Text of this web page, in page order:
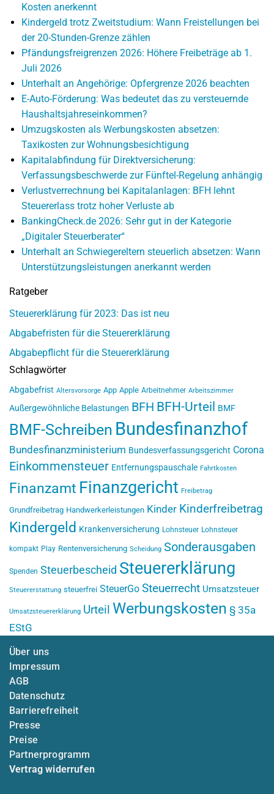
Kosten anerkennt
Kindergeld trotz Zweitstudium: Wann Freistellungen bei
der 20-Stunden-Grenze zählen
Pfändungsfreigrenzen 2026: Höhere Freibeträge ab 1.
Juli 2026
Unterhalt an Angehörige: Opfergrenze 2026 beachten
E-Auto-Förderung: Was bedeutet das zu versteuernde
Haushaltsjahreseinkommen?
Umzugskosten als Werbungskosten absetzen:
Taxikosten zur Wohnungsbesichtigung
Kapitalabfindung für Direktversicherung:
Verfassungsbeschwerde zur Fünftel-Regelung anhängig
Verlustverrechnung bei Kapitalanlagen: BFH lehnt
Steuererlass trotz hoher Verluste ab
BankingCheck.de 2026: Sehr gut in der Kategorie
„Digitaler Steuerberater“
Unterhalt an Schwiegereltern steuerlich absetzen: Wann
Unterstützungsleistungen anerkannt werden
Ratgeber
Steuererklärung für 2023: Das ist neu
Abgabefristen für die Steuererklärung
Abgabepflicht für die Steuererklärung
Schlagwörter
Abgabefrist Altersvorsorge App Apple Arbeitnehmer Arbeitszimmer
Außergewöhnliche Belastungen BFH BFH-Urteil BMF
BMF-Schreiben Bundesfinanzhof
Bundesfinanzministerium Bundesverfassungsgericht Corona
Einkommensteuer Entfernungspauschale Fahrtkosten
Finanzamt Finanzgericht Freibetrag
Grundfreibetrag Handwerkerleistungen Kinder Kinderfreibetrag
Kindergeld Krankenversicherung Lohnsteuer Lohnsteuer
kompakt Play Rentenversicherung Scheidung Sonderausgaben
Spenden Steuerbescheid Steuererklärung
Steuererstattung steuerfrei SteuerGo Steuerrecht Umsatzsteuer
Umsatzsteuererklärung Urteil Werbungskosten § 35a
EStG
Über uns
Impressum
AGB
Datenschutz
Barrierefreiheit
Presse
Preise
Partnerprogramm
Vertrag widerrufen